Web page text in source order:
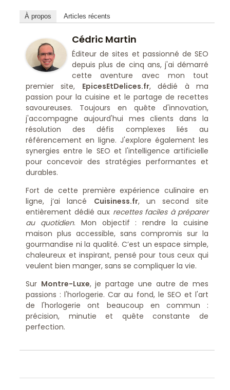
À propos Articles récents
Cédric Martin
Éditeur de sites et passionné de SEO
depuis plus de cinq ans, j'ai démarré
cette aventure avec mon tout
premier site, EpicesEtDelices.fr, dédié à ma
passion pour la cuisine et le partage de recettes
savoureuses. Toujours en quête d'innovation,
j'accompagne aujourd'hui mes clients dans la
résolution des défis complexes liés au
référencement en ligne. J'explore également les
synergies entre le SEO et l'intelligence artificielle
pour concevoir des stratégies performantes et
durables.
Fort de cette première expérience culinaire en
ligne, j’ai lancé Cuisiness.fr, un second site
entièrement dédié aux recettes faciles à préparer
au quotidien. Mon objectif : rendre la cuisine
maison plus accessible, sans compromis sur la
gourmandise ni la qualité. C’est un espace simple,
chaleureux et inspirant, pensé pour tous ceux qui
veulent bien manger, sans se compliquer la vie.
Sur Montre-Luxe, je partage une autre de mes
passions : l'horlogerie. Car au fond, le SEO et l'art
de l'horlogerie ont beaucoup en commun :
précision, minutie et quête constante de
perfection.